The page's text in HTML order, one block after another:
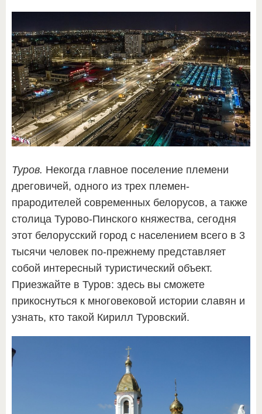
Туров. Некогда главное поселение племени
дреговичей, одного из трех племен-
прародителей современных белорусов, а также
столица Турово-Пинского княжества, сегодня
этот белорусский город с населением всего в 3
тысячи человек по-прежнему представляет
собой интересный туристический объект.
Приезжайте в Туров: здесь вы сможете
прикоснуться к многовековой истории славян и
узнать, кто такой Кирилл Туровский.